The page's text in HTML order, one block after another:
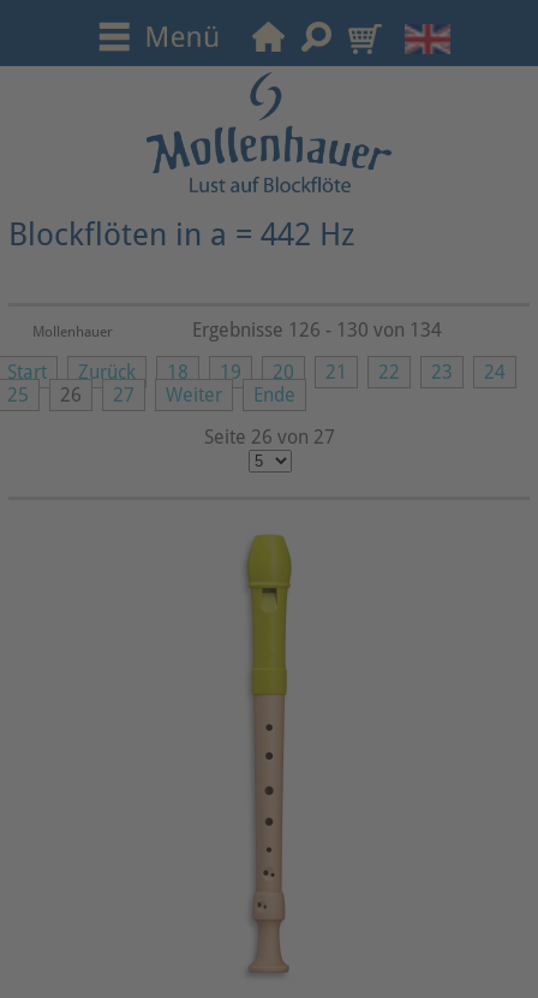
Blockflöten in a = 442 Hz
Mollenhauer
Start Zurück 18 19 20 21 22 23
24
25
26 27 Weiter
Ende
Seite 26 von 27
Ergebnisse 126 - 130 von 134